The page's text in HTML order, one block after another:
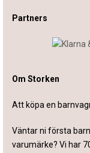
Partners
Om Storken
Att köpa en
Väntar ni första
varumärke? Vi har